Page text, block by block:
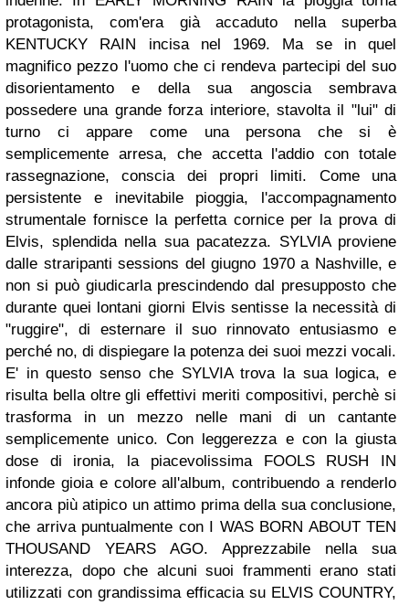
protagonista, com'era già accaduto nella superba
KENTUCKY RAIN incisa nel 1969. Ma se in quel
magnifico pezzo l'uomo che ci rendeva partecipi del suo
disorientamento e della sua angoscia sembrava
possedere una grande forza interiore, stavolta il "lui" di
turno ci appare come una persona che si è
semplicemente arresa, che accetta l'addio con totale
rassegnazione, conscia dei propri limiti. Come una
persistente e inevitabile pioggia, l'accompagnamento
strumentale fornisce la perfetta cornice per la prova di
Elvis, splendida nella sua pacatezza. SYLVIA proviene
dalle straripanti sessions del giugno 1970 a Nashville, e
non si può giudicarla prescindendo dal presupposto che
durante quei lontani giorni Elvis sentisse la necessità di
"ruggire", di esternare il suo rinnovato entusiasmo e
perché no, di dispiegare la potenza dei suoi mezzi vocali.
E' in questo senso che SYLVIA trova la sua logica, e
risulta bella oltre gli effettivi meriti compositivi, perchè si
trasforma in un mezzo nelle mani di un cantante
semplicemente unico. Con leggerezza e con la giusta
dose di ironia, la piacevolissima FOOLS RUSH IN
infonde gioia e colore all'album, contribuendo a renderlo
ancora più atipico un attimo prima della sua conclusione,
che arriva puntualmente con I WAS BORN ABOUT TEN
THOUSAND YEARS AGO. Apprezzabile nella sua
interezza, dopo che alcuni suoi frammenti erano stati
utilizzati con grandissima efficacia su ELVIS COUNTRY,